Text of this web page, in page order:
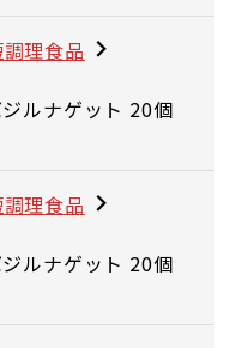
理食品
ルナゲット 20個
理食品
ルナゲット 20個